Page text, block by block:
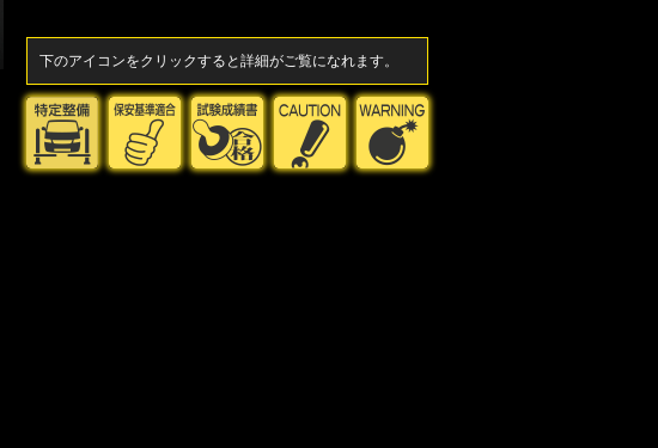
下のアイコンをクリックすると詳細がご覧になれます。